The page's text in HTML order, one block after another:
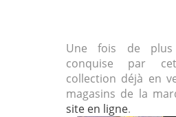
Une fois de plus
conquise par
collection déjà en
magasins de la
site en ligne.